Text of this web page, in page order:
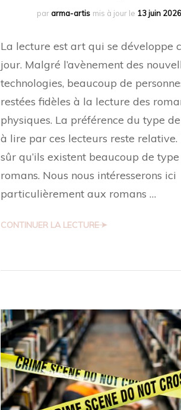
pararma-artis mis à jour le 13 juin 2026
La lecture est art qui se développe
jour. Malgré l’avènement des
technologies, beaucoup de
restées fidèles à la lecture des
physiques. La préférence du type
à lire par ces lecteurs reste relative.
sûr qu’ils existent beaucoup de
romans. Nous nous intéresserons ici
particulièrement aux romans …
CONTINUER LA LECTURE